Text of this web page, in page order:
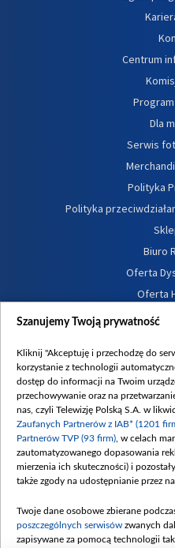
Centrum
Dla
Serwis
Polityka
Polityka
Biuro
Oferta
Oferta
Procedura
Szanujemy Twoją prywatność
Kliknij "Akceptuję i przechodzę do
korzystanie z technologii
dostęp do informacji na Twoim
przechowywanie oraz na
nas, czyli Telewizję Polską S.A. w
Zaufanych Partnerów z IAB* (1201
Partnerów TVP (93 firm) , w celach
zautomatyzowanego dopasowania
mierzenia ich skuteczności) i
także zgody na udostępnianie przez
Twoje dane osobowe zbierane
poszczególnych serwisów zwanych
zapisywane za pomocą technologii